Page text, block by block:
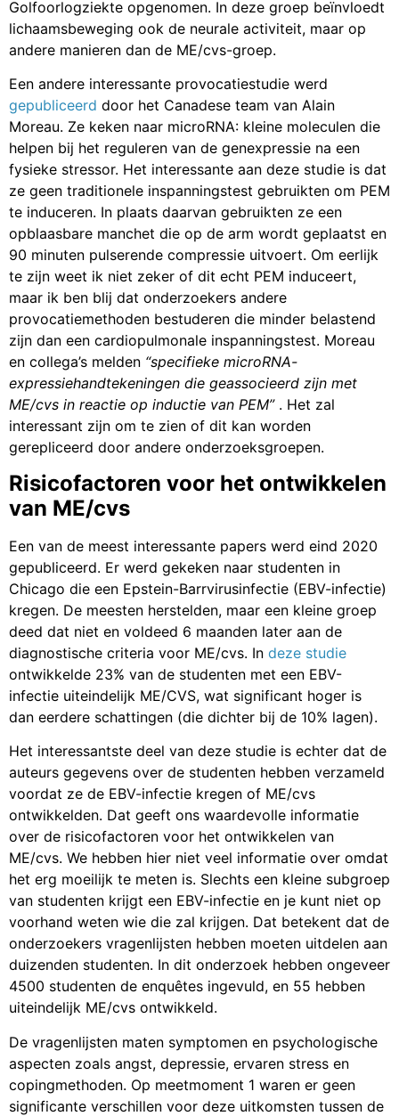
Golfoorlogziekte opgenomen. In deze groep beïnvloedt
lichaamsbeweging ook de neurale activiteit, maar op
andere manieren dan de ME/cvs-groep.
Een andere interessante provocatiestudie werd
gepubliceerd door het Canadese team van Alain
Moreau. Ze keken naar microRNA: kleine moleculen die
helpen bij het reguleren van de genexpressie na een
fysieke stressor. Het interessante aan deze studie is dat
ze geen traditionele inspanningstest gebruikten om PEM
te induceren. In plaats daarvan gebruikten ze een
opblaasbare manchet die op de arm wordt geplaatst en
90 minuten pulserende compressie uitvoert. Om eerlijk
te zijn weet ik niet zeker of dit echt PEM induceert,
maar ik ben blij dat onderzoekers andere
provocatiemethoden bestuderen die minder belastend
zijn dan een cardiopulmonale inspanningstest. Moreau
en collega’s melden “specifieke microRNA-
expressiehandtekeningen die geassocieerd zijn met
ME/cvs in reactie op inductie van PEM” . Het zal
interessant zijn om te zien of dit kan worden
gerepliceerd door andere onderzoeksgroepen.
Risicofactoren voor het ontwikkelen
van ME/cvs
Een van de meest interessante papers werd eind 2020
gepubliceerd. Er werd gekeken naar studenten in
Chicago die een Epstein-Barrvirusinfectie (EBV-infectie)
kregen. De meesten herstelden, maar een kleine groep
deed dat niet en voldeed 6 maanden later aan de
diagnostische criteria voor ME/cvs. In deze studie
ontwikkelde 23% van de studenten met een EBV-
infectie uiteindelijk ME/CVS, wat significant hoger is
dan eerdere schattingen (die dichter bij de 10% lagen).
Het interessantste deel van deze studie is echter dat de
auteurs gegevens over de studenten hebben verzameld
voordat ze de EBV-infectie kregen of ME/cvs
ontwikkelden. Dat geeft ons waardevolle informatie
over de risicofactoren voor het ontwikkelen van
ME/cvs. We hebben hier niet veel informatie over omdat
het erg moeilijk te meten is. Slechts een kleine subgroep
van studenten krijgt een EBV-infectie en je kunt niet op
voorhand weten wie die zal krijgen. Dat betekent dat de
onderzoekers vragenlijsten hebben moeten uitdelen aan
duizenden studenten. In dit onderzoek hebben ongeveer
4500 studenten de enquêtes ingevuld, en 55 hebben
uiteindelijk ME/cvs ontwikkeld.
De vragenlijsten maten symptomen en psychologische
aspecten zoals angst, depressie, ervaren stress en
copingmethoden. Op meetmoment 1 waren er geen
significante verschillen voor deze uitkomsten tussen de